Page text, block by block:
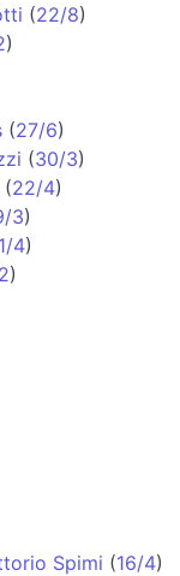
(22/8)
)
(27/6)
(30/3)
(22/4)
3)
4)
)
Spimi (16/4)